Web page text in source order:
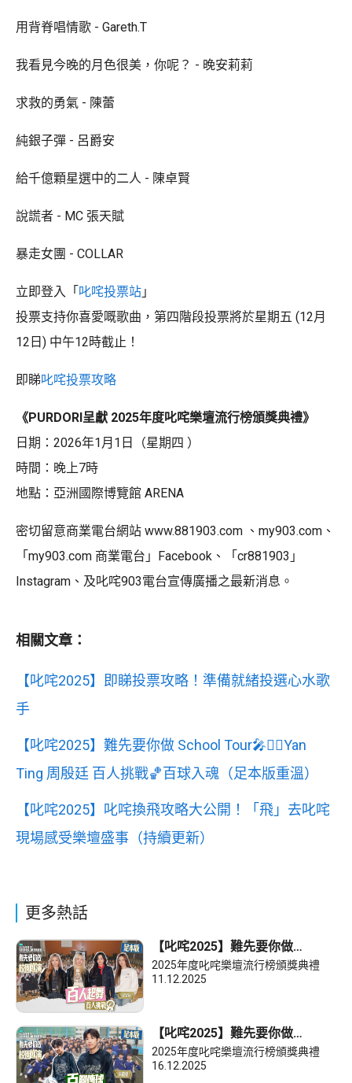
用背脊唱情歌 - Gareth.T
我看見今晚的月色很美，你呢？ - 晚安莉莉
求救的勇氣 - 陳蕾
純銀子彈 - 呂爵安
給千億顆星選中的二人 - 陳卓賢
說謊者 - MC 張天賦
暴走女團 - COLLAR
立即登入「叱咤投票站 」
投票支持你喜愛嘅歌曲，第四階段投票將於星期五 (12月
12日) 中午12時截止！
即睇叱咤投票攻略
《PURDORI呈獻 2025年度叱咤樂壇流行榜頒獎典禮》
日期：2026年1月1日（星期四 ）
時間：晚上7時
地點：亞洲國際博覽館 ARENA
密切留意商業電台網站 www.881903.com 、my903.com、
「my903.com 商業電台」Facebook、「cr881903」
Instagram、及叱咤903電台宣傳廣播之最新消息。
相關文章：
【叱咤2025】即睇投票攻略！準備就緒投選心水歌
手
【叱咤2025】難先要你做 School Tour🎤✊🏼Yan
Ting 周殷廷 百人挑戰🏀百球入魂（足本版重溫）
【叱咤2025】叱咤換飛攻略大公開！「飛」去叱咤
現場感受樂壇盛事（持續更新）
更多熱話
【叱咤2025】難先要你做
School Tour🎤✊🏼VIVA 百人挑戰
👯‍♀️百人起舞（足本版）
2025年度叱咤樂壇流行榜頒獎典禮
11.12.2025
【叱咤2025】難先要你做
School Tour🎤✊🏼洪嘉豪 百人挑
戰👯‍♀️百腳傳球（足本版）
2025年度叱咤樂壇流行榜頒獎典禮
16.12.2025